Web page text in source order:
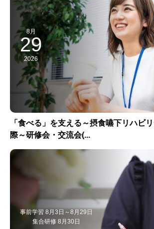
8月
29
2026
「食べる」を支える～摂食嚥下リハビ
際～研修会・交流会(...
事前学習 8月3日～8月29日
集合研修 8月30日